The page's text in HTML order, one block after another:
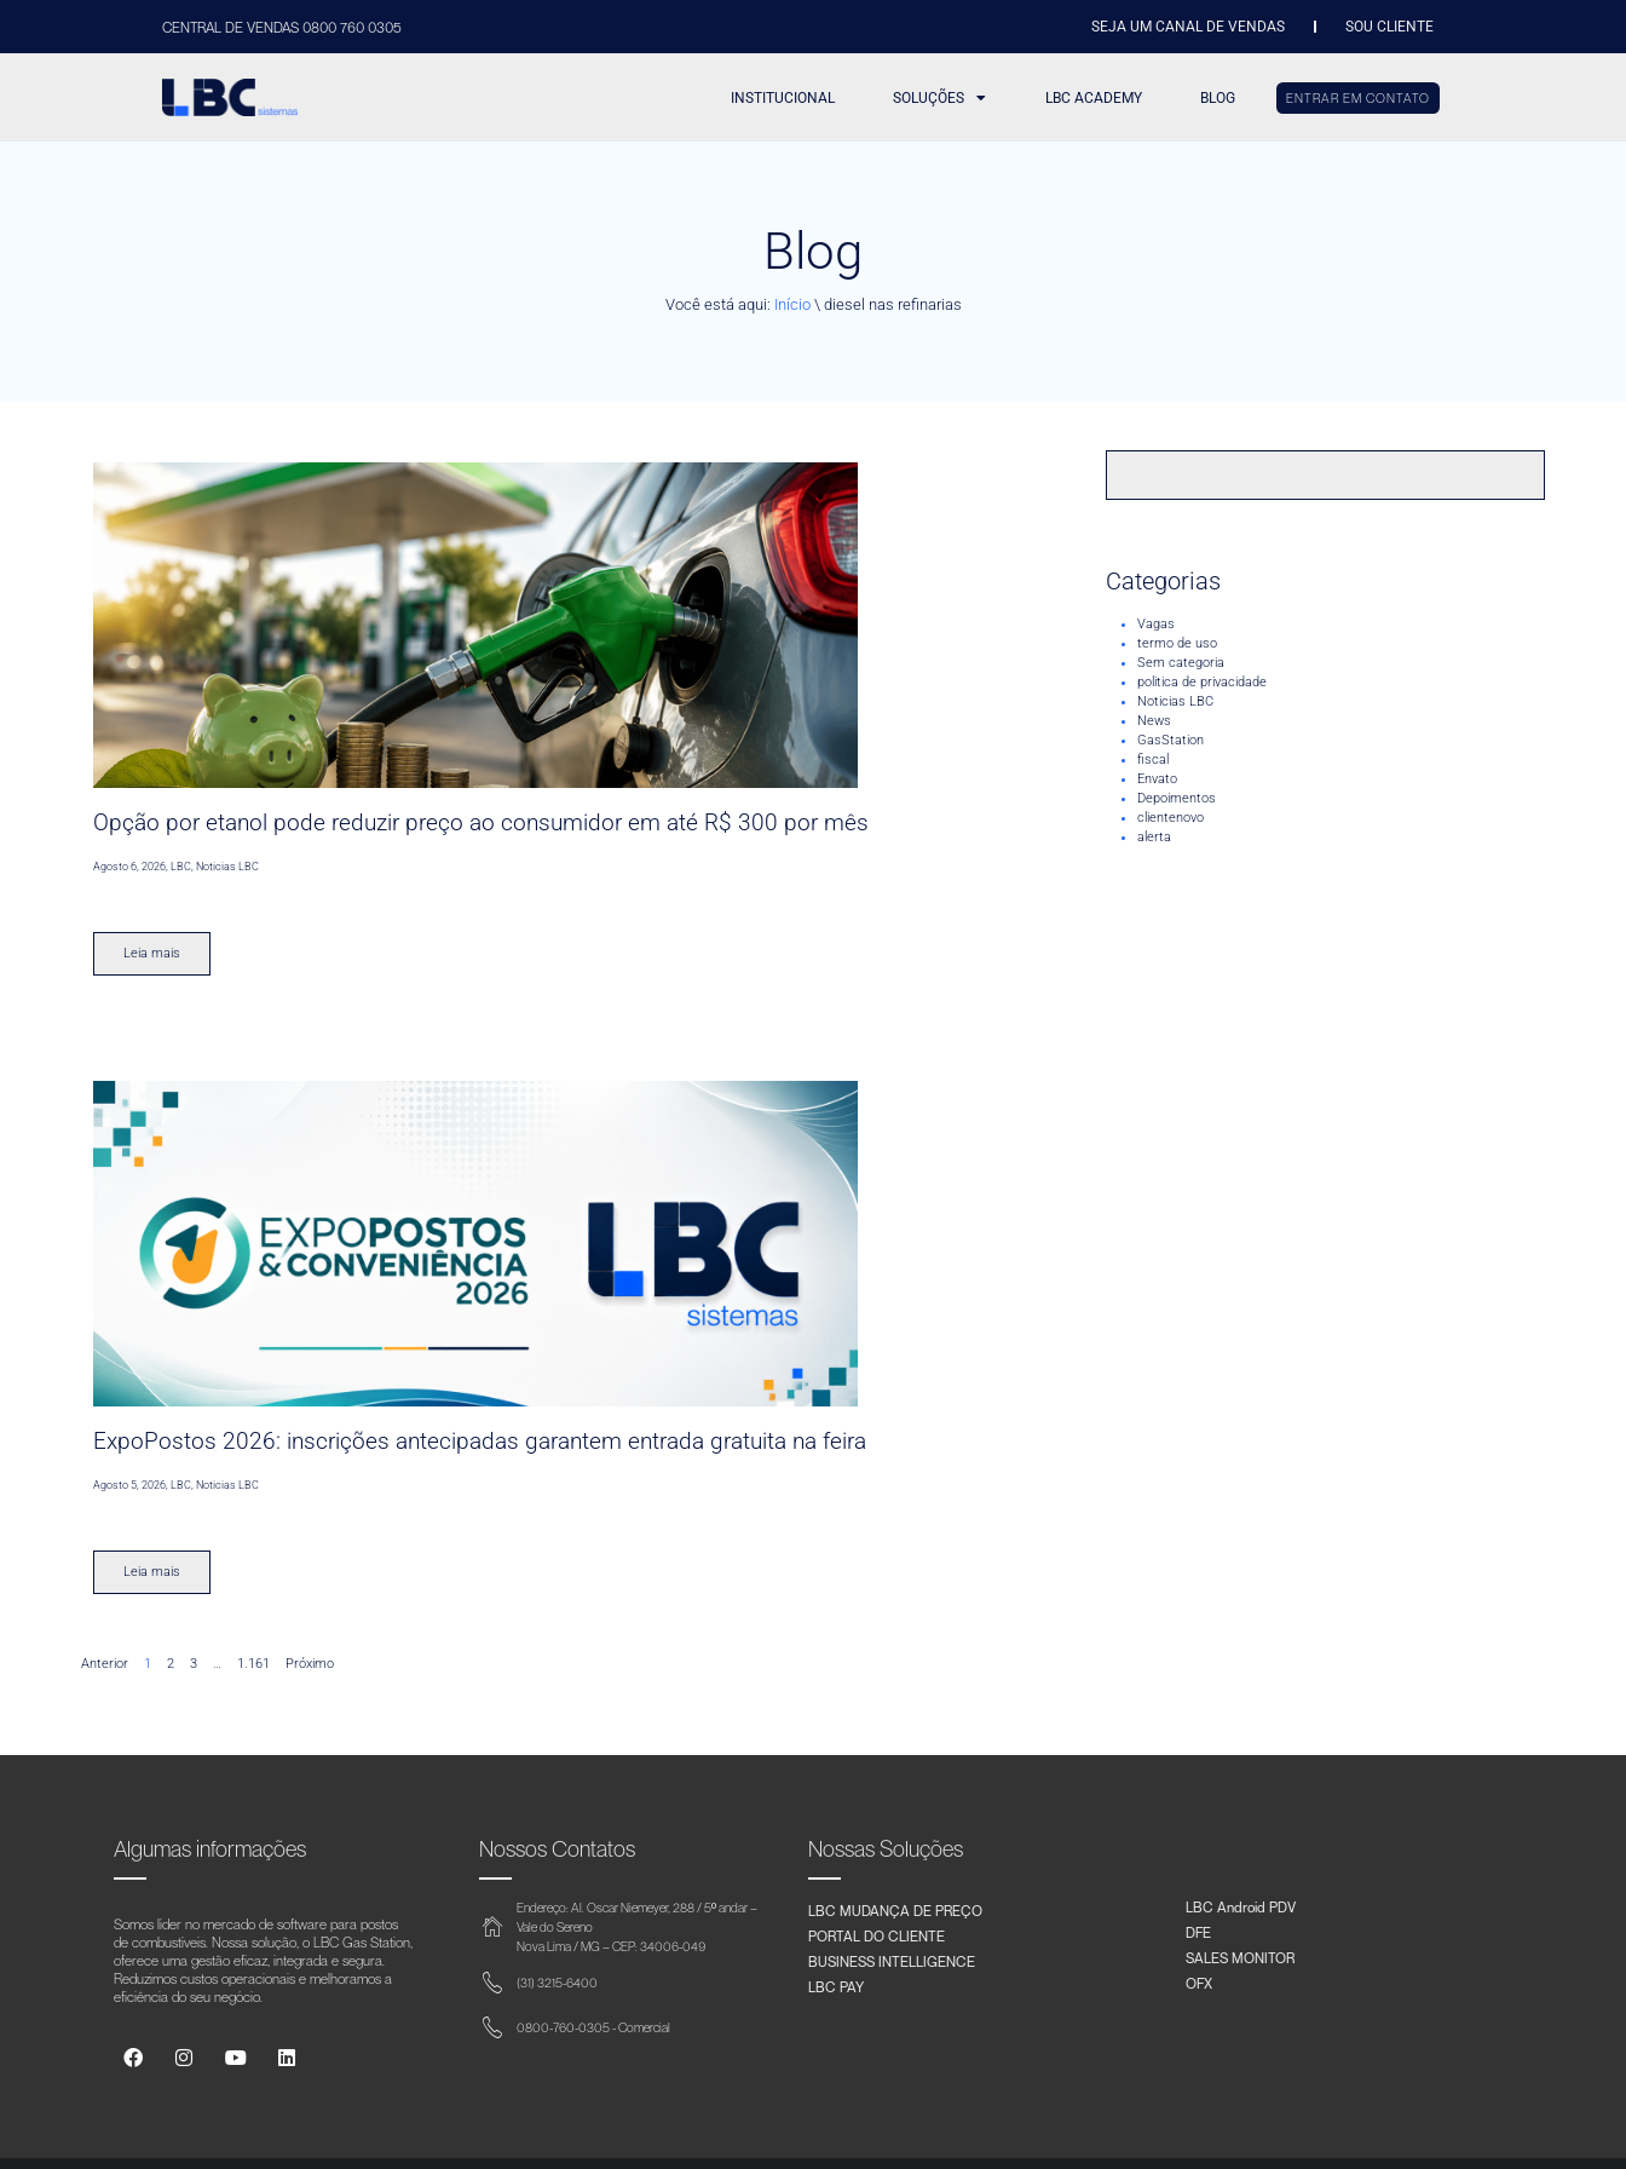
CENTRAL DE VENDAS 0800 760 0305 SEJA UM CANAL DE VENDAS SOU CLIENTE
INSTITUCIONAL SOLUÇÕES LBC ACADEMY BLOG ENTRAR EM CONTATO
Blog
Você está aqui: Início\ diesel nas refinarias
Opção por etanol pode reduzir preço ao consumidor em até R$ 300 por mês
Agosto 6, 2026,LBC,Noticias LBC
Leia mais
ExpoPostos 2026: inscrições antecipadas garantem entrada gratuita na feira
Agosto 5, 2026 ,LBC Noticias LBC
Leia mais
Anterior 1 2 3 … 1.161 Próximo
Categorias
Vagas
termo de uso
Sem categoria
politica de privacidade
Noticias LBC
News
GasStation
fiscal
Envato
Depoimentos
clientenovo
alerta
Algumas informações
Somos líder no mercado de software para postos
de combustíveis. Nossa solução, o LBC Gas Station,
oferece uma gestão eficaz, integrada e segura.
Reduzimos custos operacionais e melhoramos a
eficiência do seu negócio.
Nossos Contatos
Endereço: Al. Oscar Niemeyer, 288 / 5º andar –
Vale do Sereno
Nova Lima / MG – CEP: 34006-049
(31) 3215-6400
0800-760-0305 - Comercial
Nossas Soluções
LBC MUDANÇA DE PREÇO
PORTAL DO CLIENTE
BUSINESS INTELLIGENCE
LBC PAY
LBC Android PDV
DFE
SALES MONITOR
OFX